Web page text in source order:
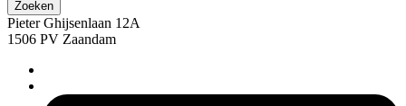
Pieter Ghijsenlaan 12A
1506 PV Zaandam